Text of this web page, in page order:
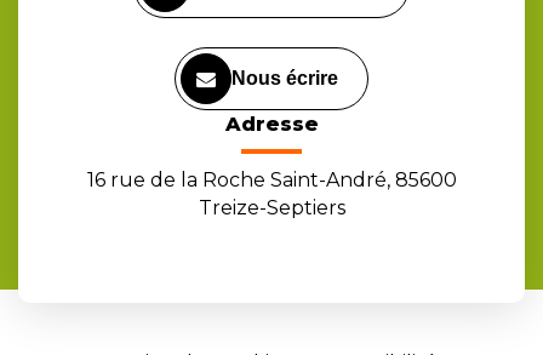
Nous écrire
Adresse
16 rue de la Roche Saint-André, 85600
Treize-Septiers